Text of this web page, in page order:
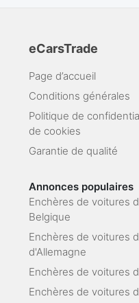
eCarsTrade
Page d’accueil
Conditions générales
Politique de
de cookies
Garantie de qualité
Annonces populaires
Enchères de voitures
Belgique
Enchères de voitures
d'Allemagne
Enchères de voitures
Enchères de voitures